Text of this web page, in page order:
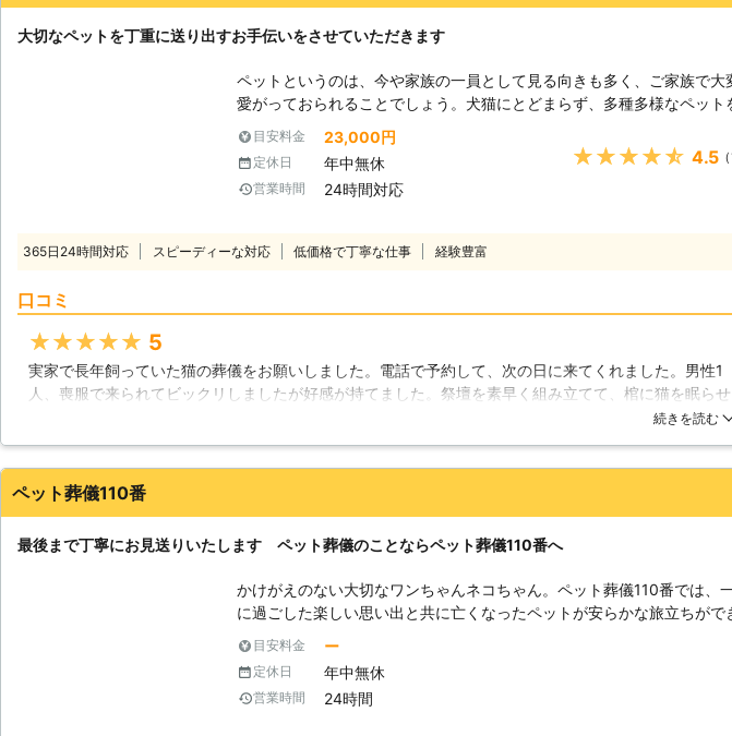
大切なペットを丁重に送り出すお手伝いをさせていただきます
ペットというのは、今や家族の一員として見る向きも多く、ご家族で大
愛がっておられることでしょう。犬猫にとどまらず、多種多様なペット
われていると思いますが、どんな生き物にも寿命というものがございま
生き物として、それは避けることの出来ない自然の理（ことわり）とも
るものです。物言わぬペットたちに、私達がしてあげられることはいく
ございますが、その一つとして、心をこめてお葬式を挙げてあげること
執り行うことが出来るお寺です。珍しいと思われるかもしれませんが、
なご家族同様、ペットのご葬儀に付きましても、真心込めて対応をさせ
【供養も当山へ】 大切なペットを供養する時、どうしたら良いか。初
責任持って、供養させていただきます。お骨につきましては当山に納め
るだけでなく、お持ち帰りいただくことも可能でございます。ご自宅で
供養されるのも、またペットへの感謝の形の一つかもしれません。
目安料金 23,000円
定休日 年中無休
営業時間 24時間対応
★★★★★ 4.5（
365日24時間対応 スピーディーな対応 低価格で丁寧な仕事 経験豊富
口コミ
★★★★★ 5
実家で長年飼っていた猫の葬儀をお願いしました。電話で予約して、次の日に来てくれました。男性1
人、喪服で来られてビックリしましたが好感が持てました。祭壇を素早く組み立てて、棺に猫を眠らせ
葬式が始まりました。お経を読んで、その後のお話もあり、本当に丁寧にしてもらった印象です。その
て良かったです。
愛媛県 松山市 2016年12月19日
続きを読む
ペット葬儀110番
最後まで丁寧にお見送りいたします ペット葬儀のことならペット葬儀110番へ
かけがえのない大切なワンちゃんネコちゃん。ペット葬儀110番では、
に過ごした楽しい思い出と共に亡くなったペットが安らかな旅立ちがで
よう、最後まで丁寧にお見送りさせていただきます。 大切な家族だから
そ最後は心に残る最高な葬儀を。ご家族のことを考えた低価格のペット
をご提供いたします！ またペット葬儀に関して、何かご不安なことや分か
らないことがありましたら、何でもご質問ください。 24時間365日対応
目安料金 ー
定休日 年中無休
営業時間 24時間